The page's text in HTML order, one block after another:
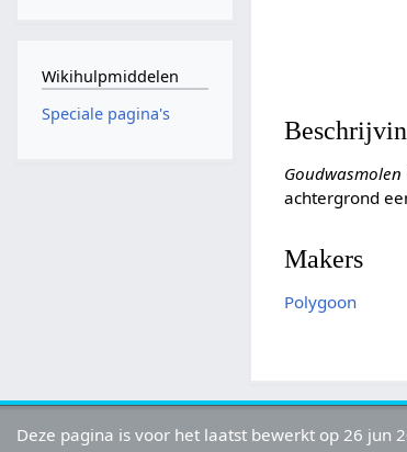
Goudwasmolen
achtergrond
Makers
Polygoon
Wikihulpmiddelen
Speciale pagina's
Deze pagina is voor het laatst bewerkt op 26 jun